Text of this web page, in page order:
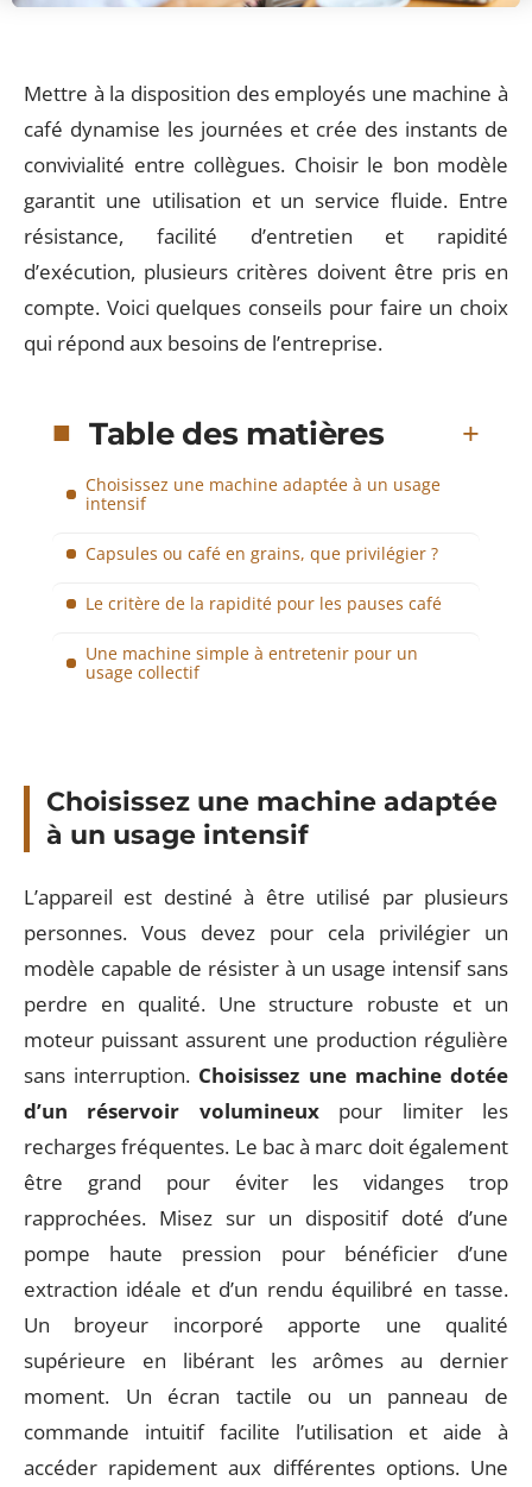
Mettre à la disposition des employés une machine à
café dynamise les journées et crée des instants de
convivialité entre collègues. Choisir le bon modèle
garantit une utilisation et un service fluide. Entre
résistance, facilité d’entretien et rapidité
d’exécution, plusieurs critères doivent être pris en
compte. Voici quelques conseils pour faire un choix
qui répond aux besoins de l’entreprise.
Table des matières
Choisissez une machine adaptée à un usage
intensif
Capsules ou café en grains, que privilégier ?
Le critère de la rapidité pour les pauses café
Une machine simple à entretenir pour un
usage collectif
Choisissez une machine adaptée
à un usage intensif
L’appareil est destiné à être utilisé par plusieurs
personnes. Vous devez pour cela privilégier un
modèle capable de résister à un usage intensif sans
perdre en qualité. Une structure robuste et un
moteur puissant assurent une production régulière
sans interruption. Choisissez une machine dotée
d’un réservoir volumineux pour limiter les
recharges fréquentes. Le bac à marc doit également
être grand pour éviter les vidanges trop
rapprochées. Misez sur un dispositif doté d’une
pompe haute pression pour bénéficier d’une
extraction idéale et d’un rendu équilibré en tasse.
Un broyeur incorporé apporte une qualité
supérieure en libérant les arômes au dernier
moment. Un écran tactile ou un panneau de
commande intuitif facilite l’utilisation et aide à
accéder rapidement aux différentes options. Une